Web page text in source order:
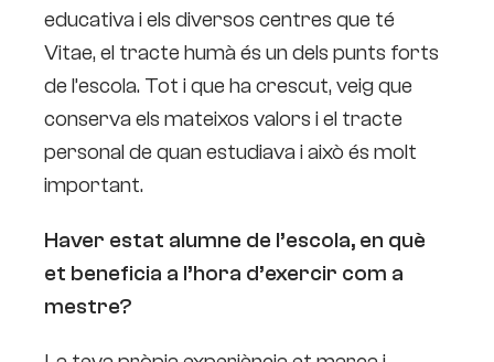
educativa i els diversos centres que té
Vitae, el tracte humà és un dels punts forts
de l’escola. Tot i que ha crescut, veig que
conserva els mateixos valors i el tracte
personal de quan estudiava i això és molt
important.
Haver estat alumne de l’escola, en què
et beneficia a l’hora d’exercir com a
mestre?